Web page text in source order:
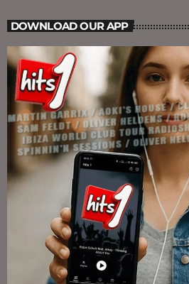
DOWNLOAD OUR APP